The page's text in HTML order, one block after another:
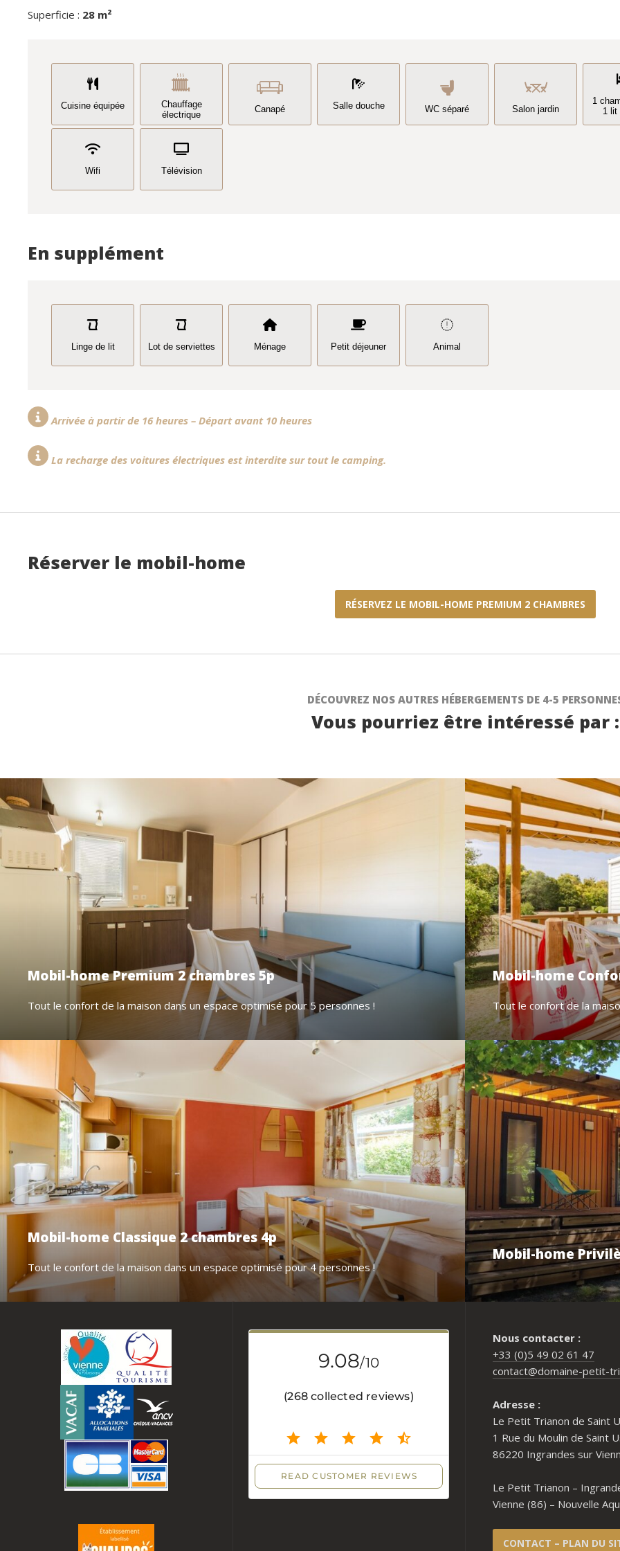
Superficie : 28 m²
Cuisine équipée
Chauffage
électrique
Canapé Salle douche WC séparé Salon jardin
1
1 lit
Wifi Télévision
En supplément
Linge de lit Lot de serviettes Ménage Petit déjeuner Animal
Arrivée à partir de 16 heures – Départ avant 10 heures
La recharge des voitures électriques est interdite sur tout le camping.
Réserver le mobil-home
RÉSERVEZ LE MOBIL-HOME PREMIUM 2 CHAMBRES
DÉCOUVREZ NOS AUTRES HÉBERGEMENTS DE 4-5
Vous pourriez être intéressé par :
Mobil-home Premium 2 chambres 5p
Tout le confort de la maison dans un espace optimisé pour 5 personnes !
Mobil-home
Tout le confort de la
Mobil-home Classique 2 chambres 4p
Tout le confort de la maison dans un espace optimisé pour 4 personnes !
Mobil-home
Nous contacter :
+33 (0)5 49 02 61 47
contact@domaine-petit-
Adresse :
Le Petit Trianon de Saint
1 Rue du Moulin de Saint
86220 Ingrandes sur
Le Petit Trianon –
Vienne (86) – Nouvelle
CONTACT – PLAN DU